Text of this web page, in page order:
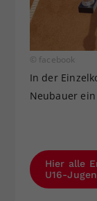
© facebook
In der
Neubauer
Hier alle
U16-